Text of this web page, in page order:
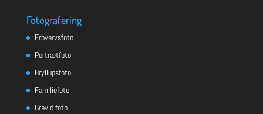
Fotografering
Erhvervsfoto
Portrætfoto
Bryllupsfoto
Familiefoto
Gravid foto